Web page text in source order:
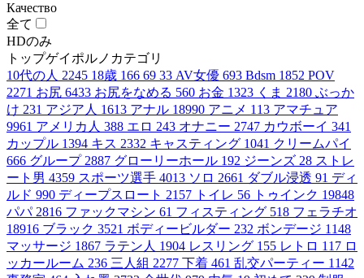
Качество
全て
HDのみ
トップゲイポルノカテゴリ
10代の人 2245 18歳 166 69 33 AV女優 693 Bdsm 1852 POV
2271 お尻 6433 お尻をなめる 560 お金 1323 くま 2180 ぶっか
け 231 アジア人 1613 アナル 18990 アニメ 113 アマチュア
9961 アメリカ人 388 エロ 243 オナニー 2747 カウボーイ 341
カップル 1394 キス 2332 キャスティング 1041 クリームパイ
666 グループ 2887 グローリーホール 192 ジーンズ 28 ストレ
ート男 4359 スポーツ選手 4013 ソロ 2661 ダブル浸透 91 ディ
ルド 990 ディープスロート 2157 トイレ 56 トゥインク 19848
パパ 2816 ファックマシン 61 フィスティング 518 フェラチオ
18916 ブラック 3521 ボディービルダー 232 ボンデージ 1148
マッサージ 1867 ラテン人 1904 レスリング 155 レトロ 117 ロ
ッカールーム 236 三人組 2277 下着 461 乱交パーティー 1142